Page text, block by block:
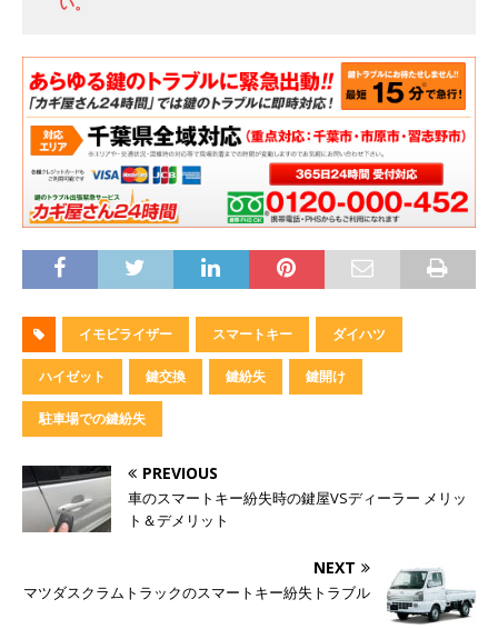
イモビライザー スマートキー ダイハツ
ハイゼット 鍵交換 鍵紛失 鍵開け
駐車場での鍵紛失
PREVIOUS
車のスマートキー紛失時の鍵屋VSディーラー メリッ
ト＆デメリット
NEXT
マツダスクラムトラックのスマートキー紛失トラブル